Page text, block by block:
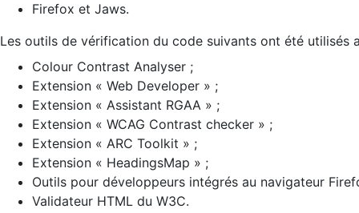
Firefox et Jaws.
Les outils de vérification du code suivants ont été utilisés
Colour Contrast Analyser ;
Extension « Web Developer » ;
Extension « Assistant RGAA » ;
Extension « WCAG Contrast checker » ;
Extension « ARC Toolkit » ;
Extension « HeadingsMap » ;
Outils pour développeurs intégrés au navigateur
Validateur HTML du W3C.